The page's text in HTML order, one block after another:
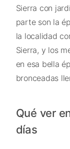
Sierra con
parte son la
la localidad
Sierra, y los
en esa bella
bronceadas
Qué ver
días